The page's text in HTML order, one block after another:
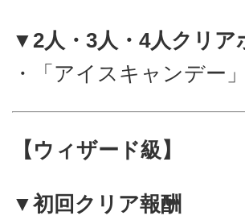
▼2人・3人・4人クリア
・「アイスキャンデー
【ウィザード級】
▼初回クリア報酬